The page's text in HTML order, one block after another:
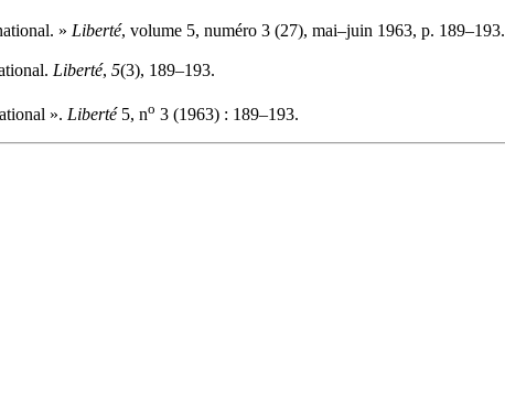
» Liberté, volume 5, numéro 3 (27), mai–juin 1963, p. 189–193.
Liberté, 5(3), 189–193.
». Liberté5, no 3 (1963) : 189–193.